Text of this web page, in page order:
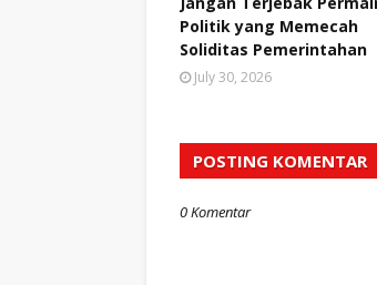
Politik yang Memecah
Soliditas Pemerintahan
July 30, 2026
POSTING KOMENTAR
0 Komentar